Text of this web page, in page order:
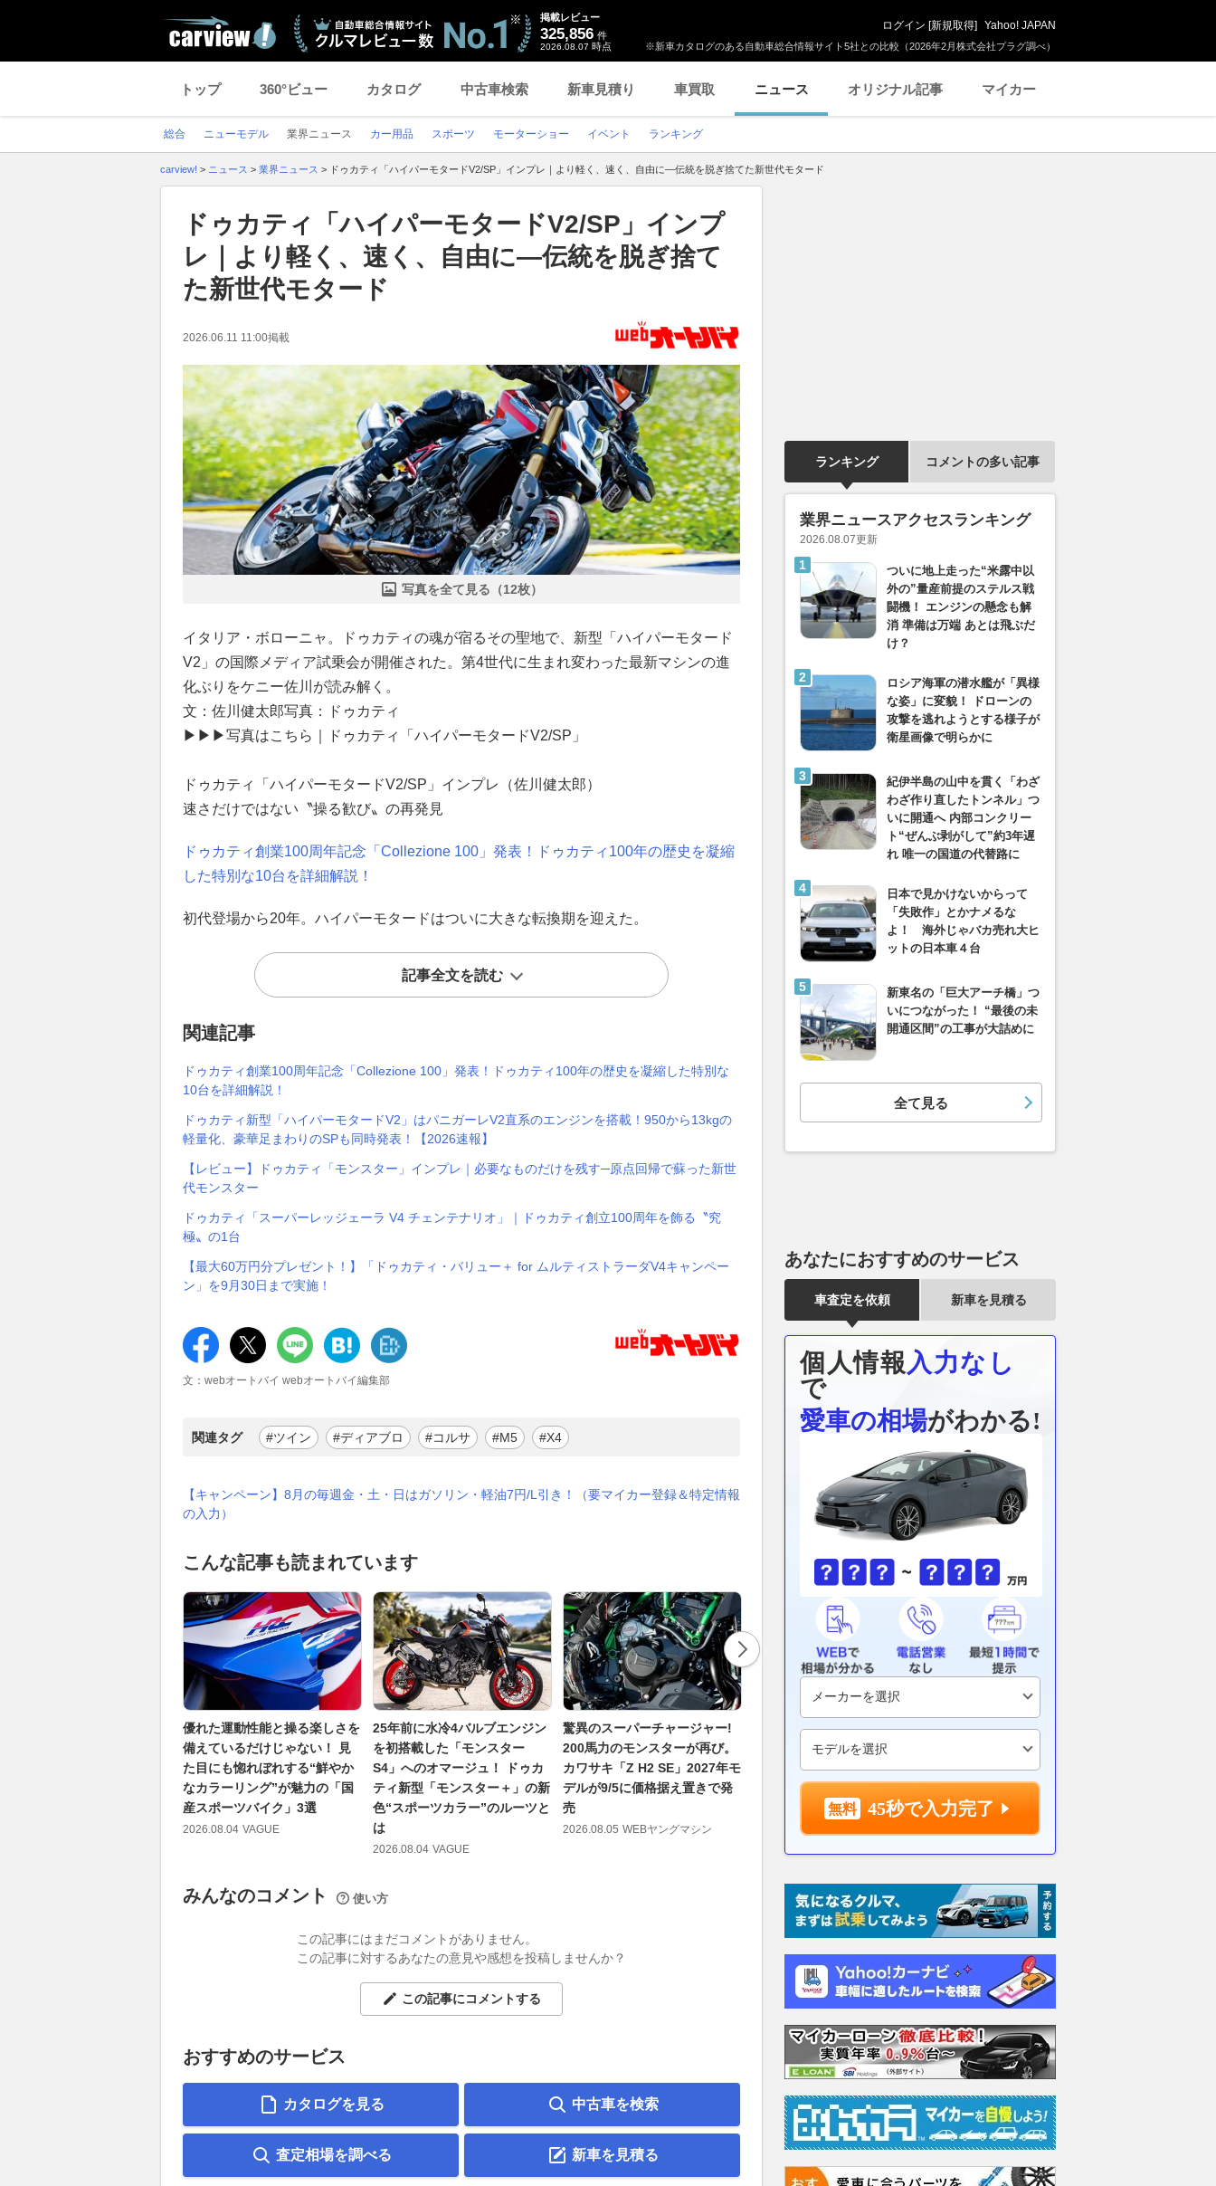
※新車カタログのある自動車総合情報サイト5社との比較（2026年2月株式会社プラグ調べ）
掲載レビュー
325,856 件
2026.08.07 時点
ログイン [新規取得] Yahoo! JAPAN
トップ 360°ビュー カタログ 中古車検索 新車見積り 車買取 ニュース オリジナル記事 マイカー
総合 ニューモデル 業界ニュース カー用品 スポーツ モーターショー イベント ランキング
carview! > ニュース > 業界ニュース > ドゥカティ「ハイパーモタードV2/SP」インプレ｜より軽く、速く、自由に―伝統を脱ぎ捨てた新世代モタード
ドゥカティ「ハイパーモタードV2/SP」インプ
レ｜より軽く、速く、自由に―伝統を脱ぎ捨て
た新世代モタード
2026.06.11 11:00掲載
写真を全て見る（12枚）
イタリア・ボローニャ。ドゥカティの魂が宿るその聖地で、新型「ハイパーモタード
V2」の国際メディア試乗会が開催された。第4世代に生まれ変わった最新マシンの進
化ぶりをケニー佐川が読み解く。
文：佐川健太郎写真：ドゥカティ
▶▶▶写真はこちら｜ドゥカティ「ハイパーモタードV2/SP」
ドゥカティ「ハイパーモタードV2/SP」インプレ（佐川健太郎）
速さだけではない〝操る歓び〟の再発見
ドゥカティ創業100周年記念「Collezione 100」発表！ドゥカティ100年の歴史を凝縮
した特別な10台を詳細解説！
初代登場から20年。ハイパーモタードはついに大きな転換期を迎えた。
記事全文を読む
関連記事
ドゥカティ創業100周年記念「Collezione 100」発表！ドゥカティ100年の歴史を凝縮した特別な
10台を詳細解説！
ドゥカティ新型「ハイパーモタードV2」はパニガーレV2直系のエンジンを搭載！950から13kgの
軽量化、豪華足まわりのSPも同時発表！【2026速報】
【レビュー】ドゥカティ「モンスター」インプレ｜必要なものだけを残す─原点回帰で蘇った新世
代モンスター
ドゥカティ「スーパーレッジェーラ V4 チェンテナリオ」｜ドゥカティ創立100周年を飾る〝究
極〟の1台
【最大60万円分プレゼント！】「ドゥカティ・バリュー＋ for ムルティストラーダV4キャンペー
ン」を9月30日まで実施！
文：webオートバイ webオートバイ編集部
関連タグ #ツイン #ディアブロ #コルサ #M5 #X4
【キャンペーン】8月の毎週金・土・日はガソリン・軽油7円/L引き！（要マイカー登録＆特定情報
の入力）
こんな記事も読まれています
優れた運動性能と操る楽しさを
備えているだけじゃない！ 見
た目にも惚れぼれする“鮮やか
なカラーリング”が魅力の「国
産スポーツバイク」3選
2026.08.04 VAGUE
25年前に水冷4バルブエンジン
を初搭載した「モンスター
S4」へのオマージュ！ ドゥカ
ティ新型「モンスター＋」の新
色“スポーツカラー”のルーツと
は
2026.08.04 VAGUE
驚異のスーパーチャージャー!
200馬力のモンスターが再び。
カワサキ「Z H2 SE」2027年モ
デルが9/5に価格据え置きで発
売
2026.08.05 WEBヤングマシン
量産車として世界初の“500cc2
スト2気筒”搭載！ 当時は市販
車最速だったスズキ「T500タ
イタン」を米国で発見 55年経
った旧車の価値は
2026.08.05
ヨシムラ「TORNADO S-1」詳
細解説｜究極のスーパースポー
ツを具現化した新たな“トルネ
ード”【ヨシムラ伝】
2026.08.04 webオートバイ
みんなのコメント 使い方
この記事にはまだコメントがありません。
この記事に対するあなたの意見や感想を投稿しませんか？
この記事にコメントする
おすすめのサービス
カタログを見る 中古車を検索
査定相場を調べる 新車を見積る
ランキング コメントの多い記事
業界ニュースアクセスランキング
2026.08.07更新
ついに地上走った“米露中以
外の”量産前提のステルス戦
闘機！ エンジンの懸念も解
消 準備は万端 あとは飛ぶだ
け？
ロシア海軍の潜水艦が「異様
な姿」に変貌！ ドローンの
攻撃を逃れようとする様子が
衛星画像で明らかに
紀伊半島の山中を貫く「わざ
わざ作り直したトンネル」つ
いに開通へ 内部コンクリー
ト“ぜんぶ剥がして”約3年遅
れ 唯一の国道の代替路に
日本で見かけないからって
「失敗作」とかナメるな
よ！ 海外じゃバカ売れ大ヒ
ットの日本車４台
新東名の「巨大アーチ橋」つ
いにつながった！ “最後の未
開通区間”の工事が大詰めに
全て見る
あなたにおすすめのサービス
車査定を依頼 新車を見積る
個人情報 入力なし
で
愛車の相場がわかる!
45秒で入力完了